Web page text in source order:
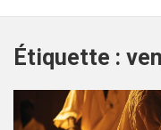
Étiquette :